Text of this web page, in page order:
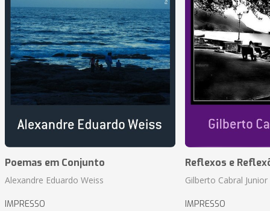
Poemas em Conjunto
Alexandre Eduardo Weiss
IMPRESSO
Reflexos e
Gilberto Cabral Junior
IMPRESSO